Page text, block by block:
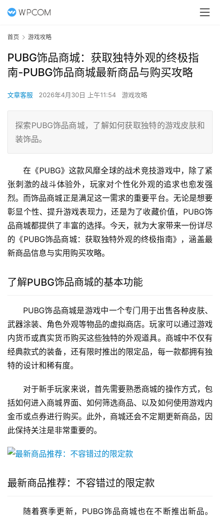
首页 游戏攻略
PUBG饰品商城：获取独特外观的终极指
南-PUBG饰品商城最新商品与购买攻略
文章客服 2026年4月30日 上午11:54 游戏攻略
探索PUBG饰品商城，了解如何获取独特的游戏皮肤和
装饰品。
在《PUBG》这款风靡全球的战术竞技游戏中，除了紧
张刺激的战斗体验外，玩家对个性化外观的追求也愈发强
烈。而饰品商城正是满足这一需求的重要平台。无论是想要
彰显个性、提升游戏表现力，还是为了收藏价值，PUBG饰
品商城都提供了丰富的选择。今天，就为大家带来一份详尽
的《PUBG饰品商城：获取独特外观的终极指南》，涵盖最
新商品信息与实用购买攻略。
了解PUBG饰品商城的基本功能
PUBG饰品商城是游戏中一个专门用于出售各种皮肤、
武器涂装、角色外观等物品的虚拟商店。玩家可以通过游戏
内货币或真实货币购买这些独特的外观道具。商城中不仅有
经典款式的装备，还有限时推出的限定品，每一款都拥有独
特的设计和稀有度。
对于新手玩家来说，首先需要熟悉商城的操作方式，包
括如何进入商城界面、如何筛选商品、以及如何使用游戏内
金币或点券进行购买。此外，商城还会不定期更新商品，因
此保持关注是非常重要的。
最新商品推荐：不容错过的限定款
随着赛季更新，PUBG饰品商城也在不断推出新品。